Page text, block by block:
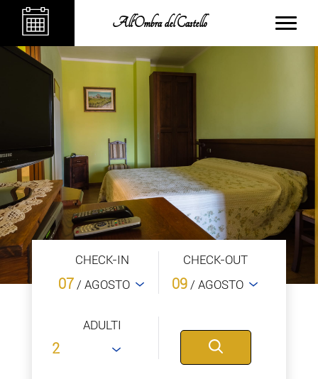
All'Ombra del Castello
CHECK-IN
07 / AGOSTO
CHECK-OUT
09 / AGOSTO
ADULTI